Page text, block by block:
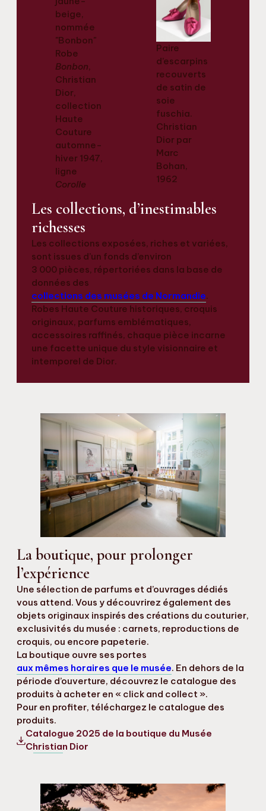
Robe
Bonbon,
Christian
Dior,
collection
Haute
Couture
automne-
hiver 1947,
ligne
Corolle
Paire
d’escarpins
recouverts
de satin de
soie
fuschia.
Christian
Dior par
Marc
Bohan,
1962
Les collections, d’inestimables
richesses
Les collections exposées, riches et variées,
sont issues d’un fonds d’environ
3 000 pièces, répertoriées dans la base de
données des
collections des musées de Normandie.
Robes Haute Couture historiques, croquis
originaux, parfums emblématiques,
accessoires raffinés, chaque pièce incarne
une facette unique du style visionnaire et
intemporel de Dior.
La boutique, pour prolonger
l’expérience
Une sélection de parfums et d’ouvrages dédiés
vous attend. Vous y découvrirez également des
objets originaux inspirés des créations du couturier,
exclusivités du musée : carnets, reproductions de
croquis, ou encore papeterie.
La boutique ouvre ses portes
aux mêmes horaires que le musée. En dehors de la
période d’ouverture, découvrez le catalogue des
produits à acheter en « click and collect ».
Pour en profiter, téléchargez le catalogue des
produits.
Catalogue 2025 de la boutique du Musée
Christian Dior